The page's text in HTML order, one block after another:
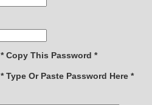
* Copy This Password *
* Type Or Paste Password Here *